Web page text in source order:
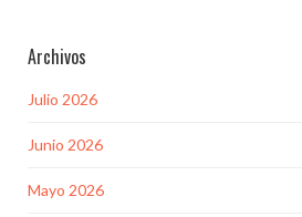
Archivos
Julio 2026
Junio 2026
Mayo 2026